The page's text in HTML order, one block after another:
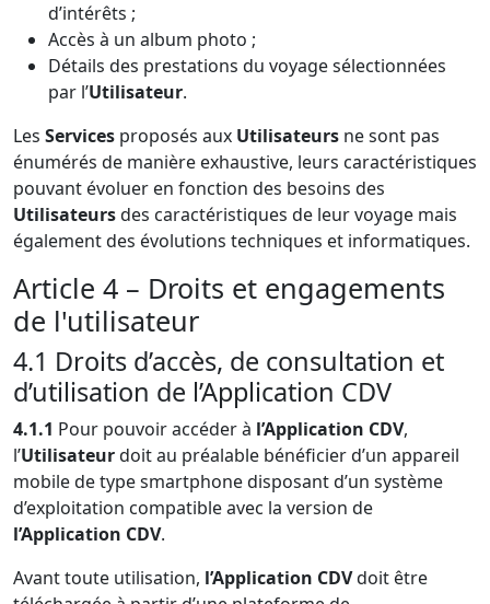
d’intérêts ;
Accès à un album photo ;
Détails des prestations du voyage sélectionnées
par l’Utilisateur.
Les Services proposés aux Utilisateurs ne sont pas
énumérés de manière exhaustive, leurs caractéristiques
pouvant évoluer en fonction des besoins des
Utilisateursdes caractéristiques de leur voyage mais
également des évolutions techniques et informatiques.
Article 4 – Droits et engagements
de l'utilisateur
4.1 Droits d’accès, de consultation et
d’utilisation de l’Application CDV
4.1.1 Pour pouvoir accéder à l’Application CDV,
l’Utilisateurdoit au préalable bénéficier d’un appareil
mobile de type smartphone disposant d’un système
d’exploitation compatible avec la version de
l’Application CDV.
Avant toute utilisation, l’Application CDVdoit être